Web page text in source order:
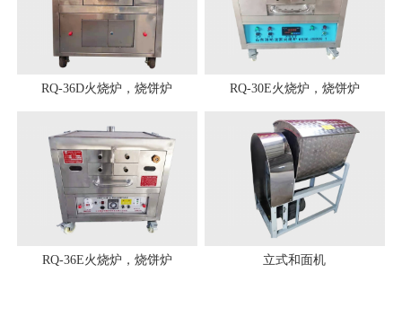
RQ-36D火烧炉，烧饼炉 RQ-30E火烧炉，烧饼炉
RQ-36E火烧炉，烧饼炉 立式和面机